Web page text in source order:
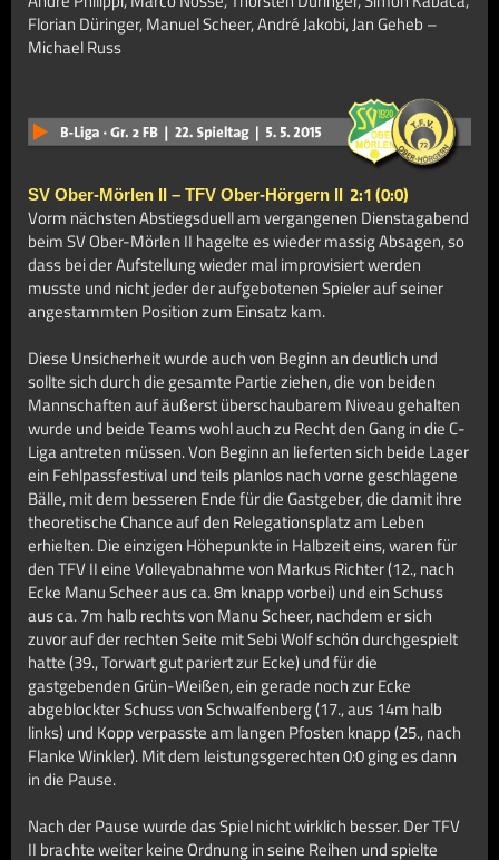
Florian Düringer, Manuel Scheer, André Jakobi, Jan Geheb –
Michael Russ
SV Ober-Mörlen II – TFV Ober-Hörgern II 2:1 (0:0)
Vorm nächsten Abstiegsduell am vergangenen Dienstagabend
beim SV Ober-Mörlen II hagelte es wieder massig Absagen, so
dass bei der Aufstellung wieder mal improvisiert werden
musste und nicht jeder der aufgebotenen Spieler auf seiner
angestammten Position zum Einsatz kam.
Diese Unsicherheit wurde auch von Beginn an deutlich und
sollte sich durch die gesamte Partie ziehen, die von beiden
Mannschaften auf äußerst überschaubarem Niveau gehalten
wurde und beide Teams wohl auch zu Recht den Gang in die C-
Liga antreten müssen. Von Beginn an lieferten sich beide Lager
ein Fehlpassfestival und teils planlos nach vorne geschlagene
Bälle, mit dem besseren Ende für die Gastgeber, die damit ihre
theoretische Chance auf den Relegationsplatz am Leben
erhielten. Die einzigen Höhepunkte in Halbzeit eins, waren für
den TFV II eine Volleyabnahme von Markus Richter (12., nach
Ecke Manu Scheer aus ca. 8m knapp vorbei) und ein Schuss
aus ca. 7m halb rechts von Manu Scheer, nachdem er sich
zuvor auf der rechten Seite mit Sebi Wolf schön durchgespielt
hatte (39., Torwart gut pariert zur Ecke) und für die
gastgebenden Grün-Weißen, ein gerade noch zur Ecke
abgeblockter Schuss von Schwalfenberg (17., aus 14m halb
links) und Kopp verpasste am langen Pfosten knapp (25., nach
Flanke Winkler). Mit dem leistungsgerechten 0:0 ging es dann
in die Pause.
Nach der Pause wurde das Spiel nicht wirklich besser. Der TFV
II brachte weiter keine Ordnung in seine Reihen und spielte